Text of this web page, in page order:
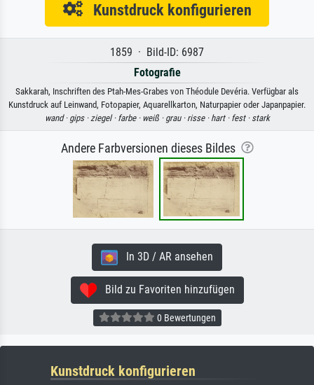
Kunstdruck konfigurieren
1859 · Bild-ID: 6987
Fotografie
Sakkarah, Inschriften des Ptah-Mes-Grabes von Théodule Devéria. Verfügbar als
Kunstdruck auf Leinwand, Fotopapier, Aquarellkarton, Naturpapier oder Japanpapier.
wand · gips ·ziegel · farbe · weiß · grau · risse · hart · fest · stark
Andere Farbversionen dieses Bildes
In 3D / AR ansehen
Bild zu Favoriten hinzufügen
0 Bewertungen
Kunstdruck konfigurieren